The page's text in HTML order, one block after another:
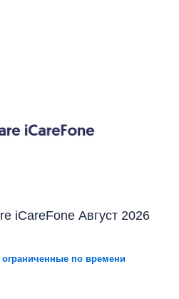
iCareFone Август 2026
по времени